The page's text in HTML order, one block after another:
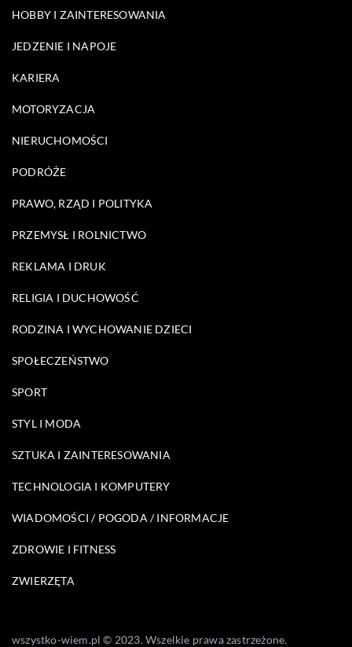
HOBBY I ZAINTERESOWANIA
JEDZENIE I NAPOJE
KARIERA
MOTORYZACJA
NIERUCHOMOŚCI
PODRÓŻE
PRAWO, RZĄD I POLITYKA
PRZEMYSŁ I ROLNICTWO
REKLAMA I DRUK
RELIGIA I DUCHOWOŚĆ
RODZINA I WYCHOWANIE DZIECI
SPOŁECZEŃSTWO
SPORT
STYL I MODA
SZTUKA I ZAINTERESOWANIA
TECHNOLOGIA I KOMPUTERY
WIADOMOŚCI / POGODA / INFORMACJE
ZDROWIE I FITNESS
ZWIERZĘTA
wszystko-wiem.pl © 2023. Wszelkie prawa zastrzeżone.